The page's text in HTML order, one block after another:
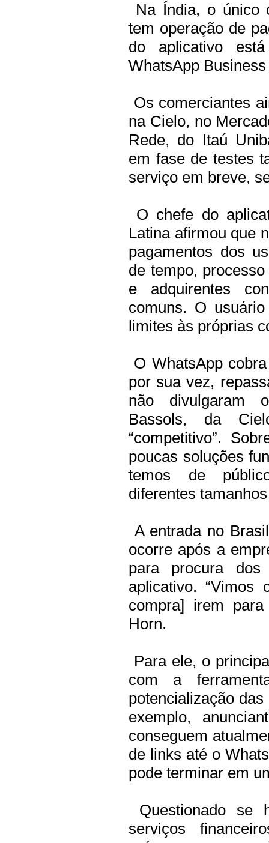
Na Índia, o único
tem operação de
do aplicativo
WhatsApp
Os comerciantes
na Cielo, no
Rede, do Itaú
em fase de testes
serviço em breve,
O chefe do
Latina afirmou que
pagamentos dos
de tempo,
e adquirentes
comuns. O
limites às próprias
O WhatsApp
por sua vez,
não divulgaram
Bassols, da
“competitivo”.
poucas soluções
temos de
diferentes
A entrada no
ocorre após a
para procura
aplicativo.
compra] irem
Horn.
Para ele, o
com a
potencialização
exemplo,
conseguem
de links até o
pode terminar em
Questionado se
serviços